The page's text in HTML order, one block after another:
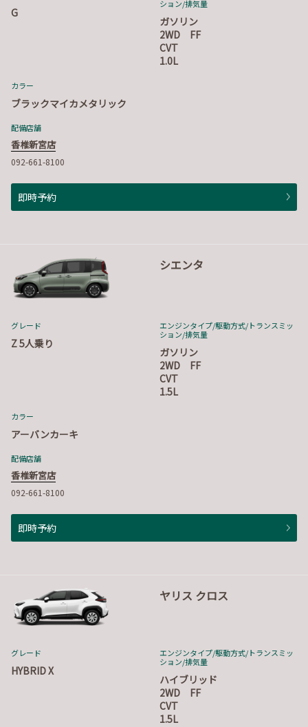
G
ション/排気量
ガソリン
2WD FF
CVT
1.0L
カラー
ブラックマイカメタリック
配備店舗
香椎新宮店
092-661-8100
即時予約
シエンタ
グレード
Z 5人乗り
エンジンタイプ/駆動方式/トランスミッ
ション/排気量
ガソリン
2WD FF
CVT
1.5L
カラー
アーバンカーキ
配備店舗
香椎新宮店
092-661-8100
即時予約
ヤリス クロス
グレード
HYBRID X
エンジンタイプ/駆動方式/トランスミッ
ション/排気量
ハイブリッド
2WD FF
CVT
1.5L